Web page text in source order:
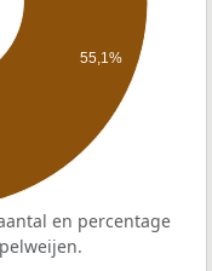
55,1%
en percentage